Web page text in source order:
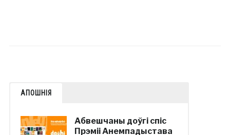
АПОШНІЯ
Абвешчаны доўгі спіс
Прэміі Анемпадыстава